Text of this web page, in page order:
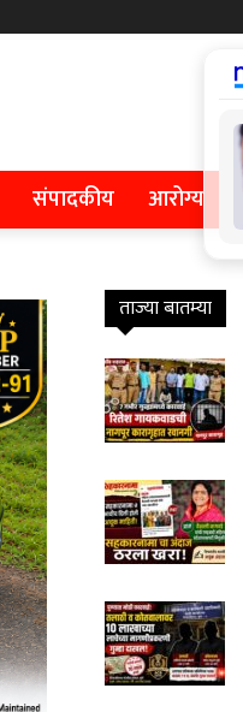
संपादकीय आरोग्य
ताज्या बातम्या